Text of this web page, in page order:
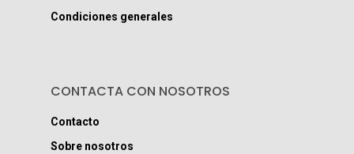
Condiciones generales
CONTACTA CON NOSOTROS
Contacto
Sobre nosotros